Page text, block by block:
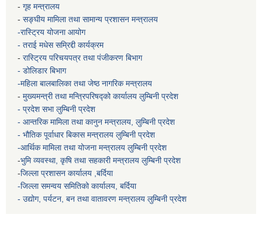
- गृह मन्त्रालय
- सङ्घीय मामिला तथा सामान्य प्रशासन मन्त्रालय
-रास्ट्रिय योजना आयोग
- तराई मधेस सम्रिद्दी कार्यक्रम
- रास्ट्रिय परिचयपत्र तथा पंजीकरण बिभाग
- डोलिडार बिभाग
-महिला बालबालिका तथा जेष्ठ नागरिक मन्त्रालय
- मुख्यमन्त्री तथा मन्त्रिपरिषद्को कार्यालय लुम्बिनी प्रदेश
- प्रदेश सभा लुम्बिनी प्रदेश
- आन्तरिक मामिला तथा कानुन मन्त्रालय, लुम्बिनी प्रदेश
- भौतिक पूर्वाधार बिकास मन्त्रालय लुम्बिनी प्रदेश
-आर्थिक मामिला तथा योजना मन्त्रालय लुम्बिनी प्रदेश
-भुमि व्यवस्था, कृषि तथा सहकारी मन्त्रालय लुम्बिनी प्रदेश
-जिल्ला प्रशासन कार्यालय ,बर्दिया
-जिल्ला समन्वय समितिको कार्यालय, बर्दिया
- उद्योग, पर्यटन, बन तथा वातावरण मन्त्रालय लुम्बिनी प्रदेश